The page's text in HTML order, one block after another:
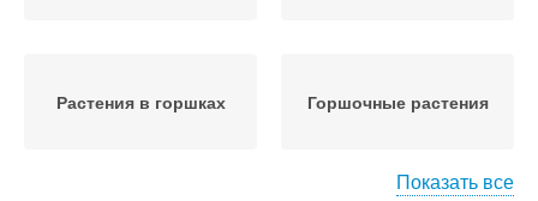
Растения в горшках Горшочные растения
Показать все